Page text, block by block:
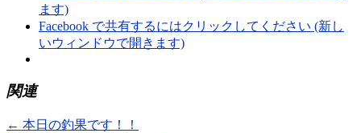
ます)
Facebook で共有するにはクリックしてください (新し
いウィンドウで開きます)
関連
← 本日の釣果です！！